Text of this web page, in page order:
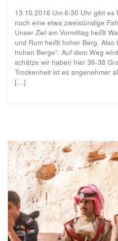
13.10.2016 Um 6:30 Uhr gibt
noch eine etwa zweistündige
Unser Ziel am Vormittag heißt
und Rum heißt hoher Berg. Also
hohen Berge“. Auf dem Weg
schätze wir haben hier 36-38
Trockenheit ist es angenehmer
[…]